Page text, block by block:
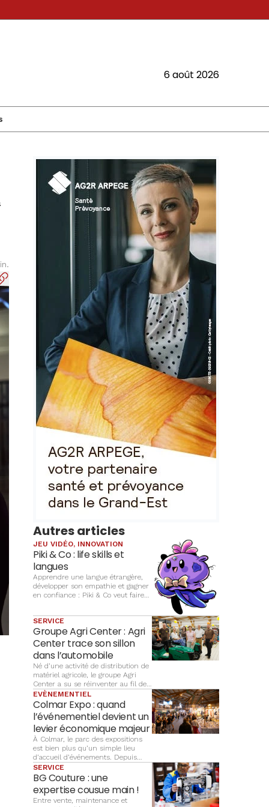
6 août 2026
Autres articles
JEU VIDÉO, INNOVATION
Piki & Co : life skills et
langues
Apprendre une langue étrangère,
développer son empathie et gagner
en confiance : Piki & Co veut faire
enfants
SERVICE
Groupe Agri Center : Agri
Center trace son sillon
dans l’automobile
Né d’une activité de distribution de
matériel agricole, le groupe Agri
Center a su se réinventer au fil des
décennies pour accompagner
l’évolution des besoins de ses
clients, notamment dans
l’automobile. Aujourd’hui,
l’entreprise familiale s’appuie sur
un réseau de 17 points de vente et
place plus que jamais le service de
proximité au cœur de sa stratégie.
EVÈNEMENTIEL
Colmar Expo : quand
l’événementiel devient un
levier économique majeur
À Colmar, le parc des expositions
est bien plus qu’un simple lieu
d’accueil d’événements. Depuis
plus de trente ans, Colmar Expo
organise et développe des
manifestations qui participent à
l’attractivité économique et
culturelle du territoire. Portée par la
SERVICE
BG Couture : une
expertise cousue main !
Entre vente, maintenance et